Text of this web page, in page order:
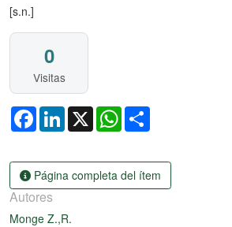
[s.n.]
0
Visitas
FacebookLinkedIn
X WhatsApp
Página completa del ítem
Autores
Monge Z.,R.